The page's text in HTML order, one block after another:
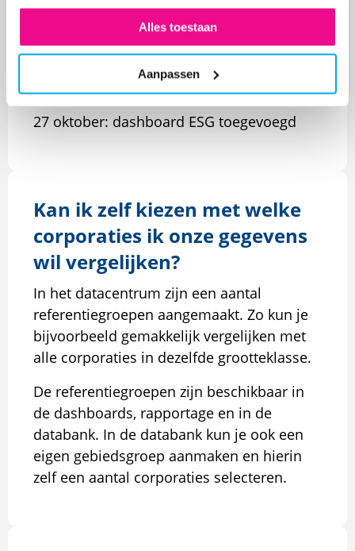
Alles toestaan
Aanpassen
Onderhoud & Verbetering
20 november: benchmark 2025 live, voor
corporaties is de data van de dVi 2024
toegevoegd
27 oktober: dashboard ESG toegevoegd
Kan ik zelf kiezen met welke
corporaties ik onze gegevens
wil vergelijken?
In het datacentrum zijn een aantal
referentiegroepen aangemaakt. Zo kun je
bijvoorbeeld gemakkelijk vergelijken met
alle corporaties in dezelfde grootteklasse.
De referentiegroepen zijn beschikbaar in
de dashboards, rapportage en in de
databank. In de databank kun je ook een
eigen gebiedsgroep aanmaken en hierin
zelf een aantal corporaties selecteren.